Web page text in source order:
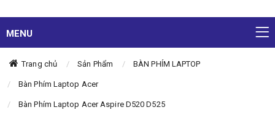
MENU
Trang chủ Sản Phẩm BÀN PHÍM LAPTOP
Bàn Phím Laptop Acer
Bàn Phím Laptop Acer Aspire D520 D525